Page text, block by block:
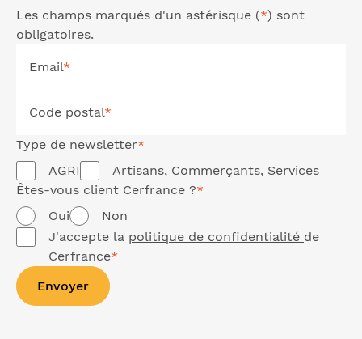
Les champs marqués d'un astérisque (*) sont
obligatoires.
Email*
Code postal*
Type de newsletter*
AGRI
Artisans, Commerçants, Services
Êtes-vous client Cerfrance ?*
Oui
Non
J'accepte la politique de confidentialité de
Cerfrance*
Envoyer